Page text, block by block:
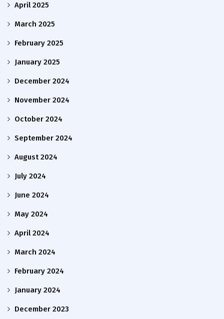
April 2025
March 2025
February 2025
January 2025
December 2024
November 2024
October 2024
September 2024
August 2024
July 2024
June 2024
May 2024
April 2024
March 2024
February 2024
January 2024
December 2023